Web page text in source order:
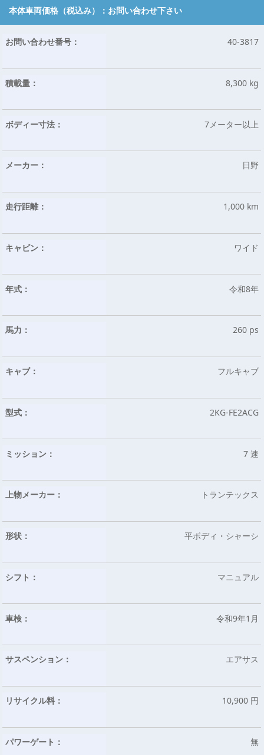
本体車両価格（税込み）： お問い合わせ下さい
お問い合わせ番号： 40-3817
積載量： 8,300 kg
ボディー寸法： 7メーター以上
メーカー： 日野
走行距離： 1,000 km
キャビン： ワイド
年式： 令和8年
馬力： 260 ps
キャブ： フルキャブ
型式： 2KG-FE2ACG
ミッション： 7 速
上物メーカー： トランテックス
形状： 平ボディ・シャーシ
シフト： マニュアル
車検： 令和9年1月
サスペンション： エアサス
リサイクル料： 10,900 円
パワーゲート： 無